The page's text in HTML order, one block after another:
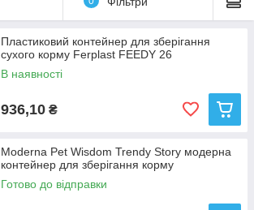
Пластиковий контейнер для зберігання
сухого корму Ferplast FEEDY 26
В наявності
936,10 ₴
Moderna Pet Wisdom Trendy Story модерна
контейнер для зберігання корму
Готово до відправки